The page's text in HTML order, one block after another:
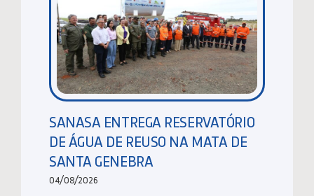
SANASA ENTREGA RESERVATÓRIO
DE ÁGUA DE REUSO NA MATA DE
SANTA GENEBRA
04/08/2026